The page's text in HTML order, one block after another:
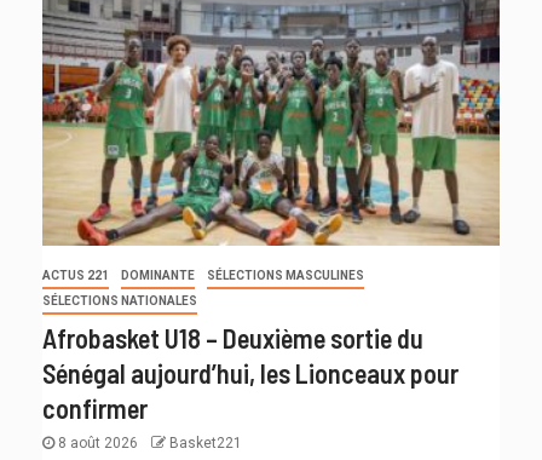
ACTUS 221 DOMINANTE
SÉLECTIONS MASCULINES
SÉLECTIONS NATIONALES
Afrobasket U18 – Deuxième sortie du
Sénégal aujourd’hui, les Lionceaux pour
confirmer
8 août 2026 Basket221